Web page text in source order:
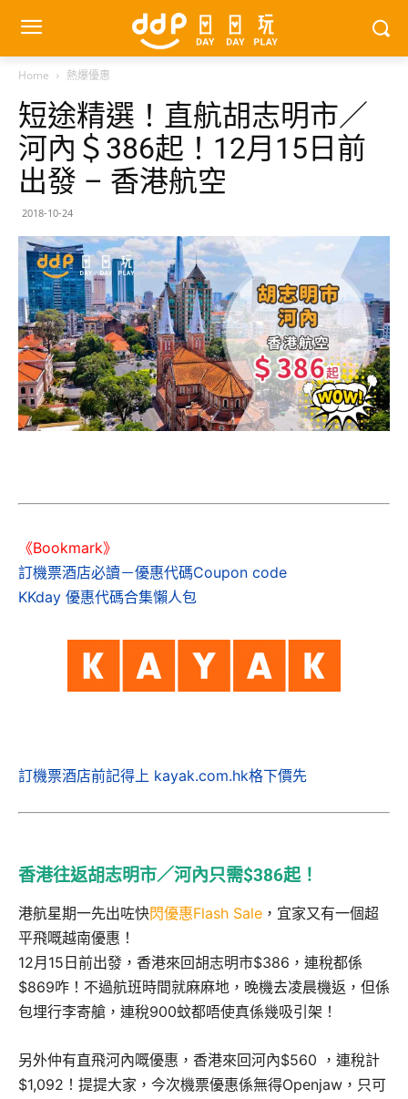
Home 熱爆優惠
短途精選！直航胡志明市／
河內＄386起！12月15日前
出發 – 香港航空
2018-10-24
《Bookmark》
訂機票酒店必讀－優惠代碼Coupon code
KKday 優惠代碼合集懶人包
訂機票酒店前記得上 kayak.com.hk格下價先
香港往返胡志明市／河內只需$386起！
港航星期一先出咗快閃優惠Flash Sale ，宜家又有一個超
平飛嘅越南優惠！
12月15日前出發，香港來回胡志明市$386，連稅都係
$869咋！不過航班時間就麻麻地，晚機去凌晨機返，但係
包埋行李寄艙，連稅900蚊都唔使真係幾吸引架！
另外仲有直飛河內嘅優惠，香港來回河內$560 ，連稅計
$1,092！提提大家，今次機票優惠係無得Openjaw，只可